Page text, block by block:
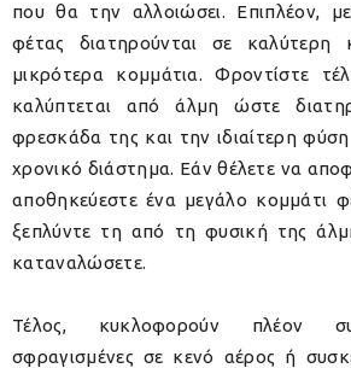
που θα την αλλοιώσει. Επιπλέον,
φέτας διατηρούνται σε καλύτερη
μικρότερα κομμάτια. Φροντίστε
καλύπτεται από άλμη ώστε
φρεσκάδα της και την ιδιαίτερη
χρονικό διάστημα. Εάν θέλετε να
αποθηκεύεστε ένα μεγάλο κομμάτι
ξεπλύντε τη από τη φυσική της
καταναλώσετε.
Τέλος, κυκλοφορούν πλέον
σφραγισμένες σε κενό αέρος ή